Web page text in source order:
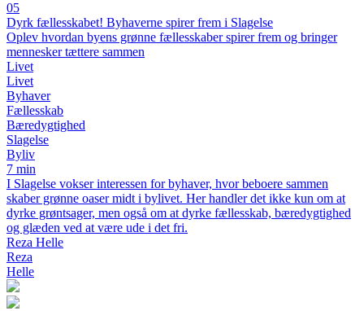
05
Dyrk fællesskabet! Byhaverne spirer frem i Slagelse
Oplev hvordan byens grønne fællesskaber spirer frem og bringer
mennesker tættere sammen
Livet
Livet
Byhaver
Fællesskab
Bæredygtighed
Slagelse
Byliv
7 min
I Slagelse vokser interessen for byhaver, hvor beboere sammen
skaber grønne oaser midt i bylivet. Her handler det ikke kun om at
dyrke grøntsager, men også om at dyrke fællesskab, bæredygtighed
og glæden ved at være ude i det fri.
Reza Helle
Reza
Helle